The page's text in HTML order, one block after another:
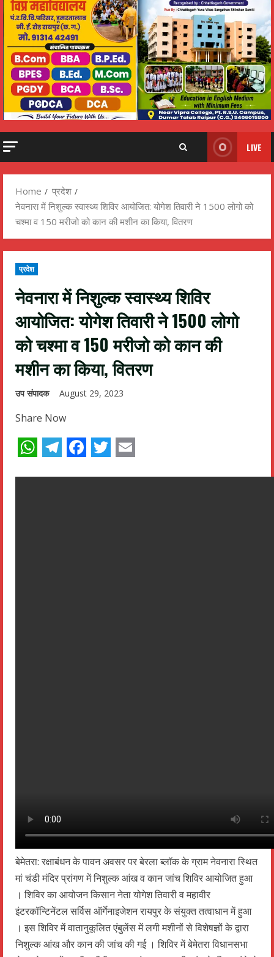
LIVE
Home
प्रदेश
नेवनारा में निशुल्क स्वास्थ्य शिविर आयोजित: योगेश तिवारी ने 1500 लोगो को
चश्मा व 150 मरीजो को कान की मशीन का किया, वितरण
प्रदेश
नेवनारा में निशुल्क स्वास्थ्य शिविर
आयोजित: योगेश तिवारी ने 1500 लोगो
को चश्मा व 150 मरीजो को कान की
मशीन का किया, वितरण
उप संपादक August 29, 2023
Share Now
बेमेतरा: रक्षाबंधन के पावन अवसर पर बेरला ब्लॉक के ग्राम नेवनारा स्थित
मां चंडी मंदिर प्रांगण में निशुल्क आंख व कान जांच शिविर आयोजित हुआ
। शिविर का आयोजन किसान नेता योगेश तिवारी व महावीर
इंटरकॉन्टिनेंटल सर्विस ऑर्गेनाइजेशन रायपुर के संयुक्त तत्वाधान में हुआ
। इस शिविर में वातानुकूलित एंबुलेंस में लगी मशीनों से विशेषज्ञों के द्वारा
निशुल्क आंख और कान की जांच की गई । शिविर में बेमेतरा विधानसभा